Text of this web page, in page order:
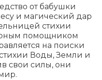
от бабушки
и магический дар
стихии
помощником
на поиски
Воды, Земли и
свои силы, они